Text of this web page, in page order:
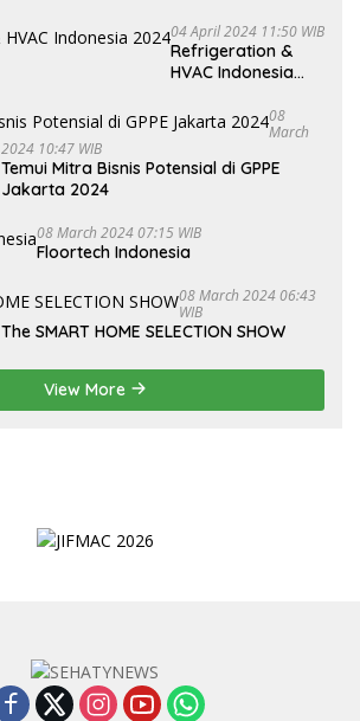
04 April 2024 11:50 WIB
Refrigeration &
HVAC Indonesia
08
March
2024 10:47 WIB
Temui Mitra Bisnis Potensial di GPPE
Jakarta 2024
08 March 2024 07:15 WIB
Floortech Indonesia
08 March 2024 06:43
WIB
The SMART HOME SELECTION SHOW
View More